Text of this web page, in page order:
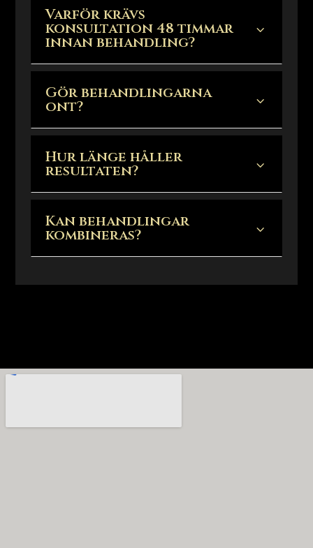
Varför krävs
konsultation 48 timmar
innan behandling?
3
Gör behandlingarna
ont? 3
Hur länge håller
resultaten? 3
Kan behandlingar
kombineras? 3